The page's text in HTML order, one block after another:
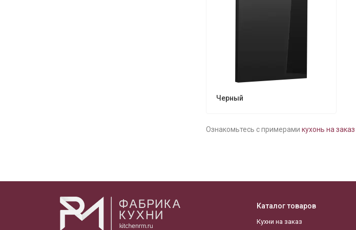
Черный
Ознакомьтесь с примерами кухонь на заказ
Каталог товаров
Кухни на заказ